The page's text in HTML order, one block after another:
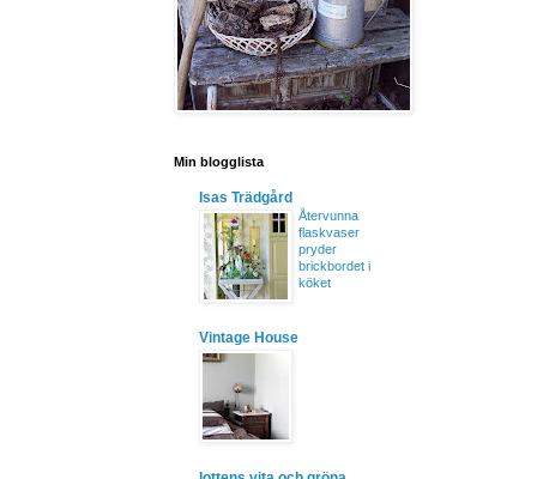
Min blogglista
Isas Trädgård
Återvunna
flaskvaser
pryder
brickbordet i
köket
Vintage House